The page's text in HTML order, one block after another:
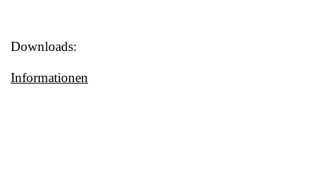
Downloads:
Informationen